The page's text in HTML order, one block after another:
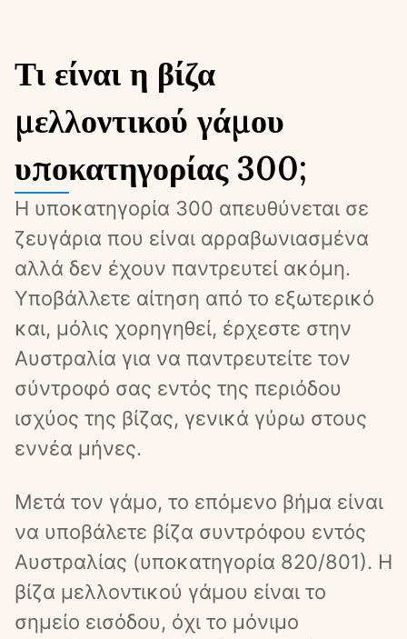
Τι είναι η βίζα
μελλοντικού γάμου
υποκατηγορίας 300;
Η υποκατηγορία 300 απευθύνεται σε
ζευγάρια που είναι αρραβωνιασμένα
αλλά δεν έχουν παντρευτεί ακόμη.
Υποβάλλετε αίτηση από το εξωτερικό
και, μόλις χορηγηθεί, έρχεστε στην
Αυστραλία για να παντρευτείτε τον
σύντροφό σας εντός της περιόδου
ισχύος της βίζας, γενικά γύρω στους
εννέα μήνες.
Μετά τον γάμο, το επόμενο βήμα είναι
να υποβάλετε βίζα συντρόφου εντός
Αυστραλίας (υποκατηγορία 820/801). Η
βίζα μελλοντικού γάμου είναι το
σημείο εισόδου, όχι το μόνιμο